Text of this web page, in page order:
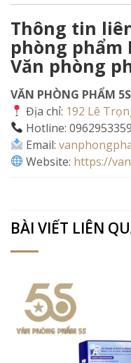
Thông tin
phòng phẩm
Văn phòng
VĂN PHÒNG PHẨM 5S
Địa chỉ: 192 Lê
Hotline: 0962953359
Email:
Website: https://
BÀI VIẾT LIÊN